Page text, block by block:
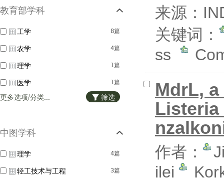
教育部学科
8篇
工学
4篇
农学
1篇
理学
1篇
医学
更多选项/分类...
筛选
中图学科
4篇
理学
3篇
轻工技术与工程
来源：
关键词：
ss
MdrL,
作者：
ilei